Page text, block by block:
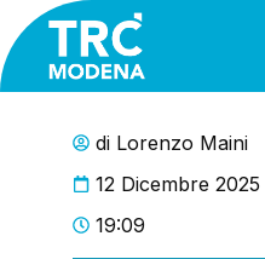
di Lorenzo Maini
12 Dicembre 2025
19:09